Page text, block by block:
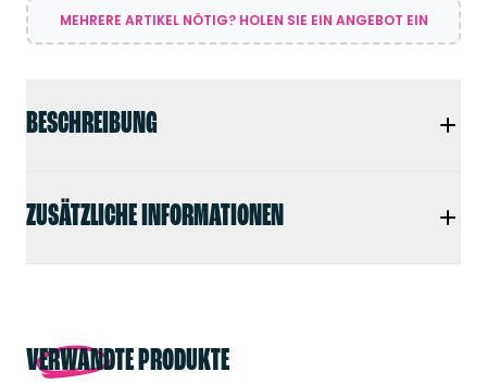
BESCHREIBUNG
ZUSÄTZLICHE INFORMATIONEN
MEHRERE ARTIKEL NÖTIG? HOLEN SIE EIN ANGEBOT EIN
VERWANDTE PRODUKTE